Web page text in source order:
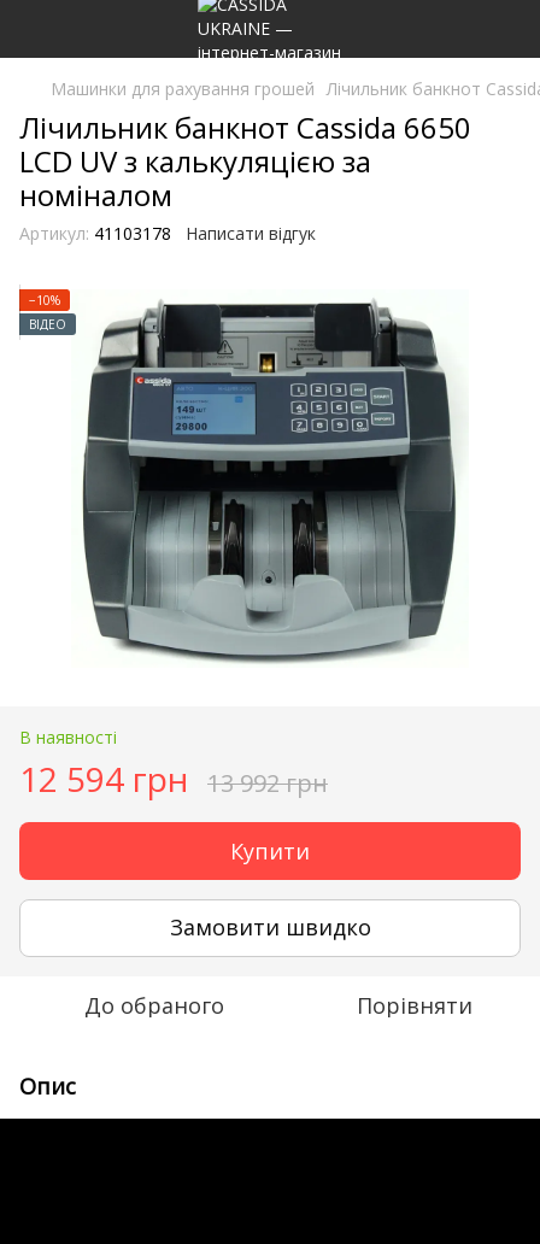
Машинки для рахування грошей Лічильник банкнот
Лічильник банкнот Cassida 6650
LCD UV з калькуляцією за
номіналом
Артикул: 41103178 Написати відгук
−10%
ВІДЕО
В наявності
12 594 грн 13 992 грн
Купити
Замовити швидко
До обраного Порівняти
Опис